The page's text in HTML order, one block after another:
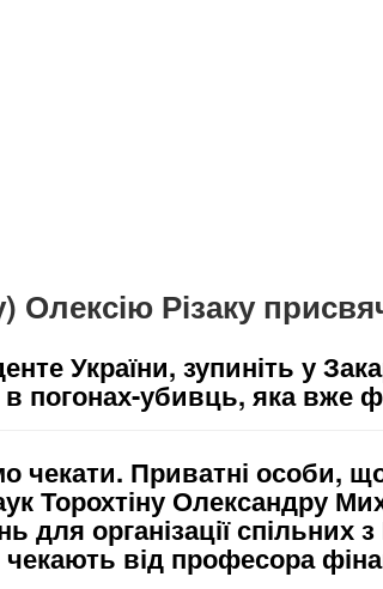
Різаку
України, зупиніть у
в погонах-убивць, яка вже
чекати. Приватні особи,
Торохтіну Олександру
для організації спільних
від професора